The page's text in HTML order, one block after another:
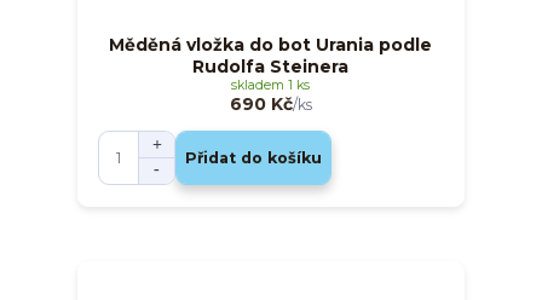
Měděná vložka do bot Urania podle
Rudolfa Steinera
690 Kč/ks
skladem 1 ks
Přidat do košíku